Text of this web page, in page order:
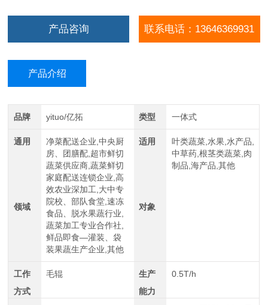
产品咨询 联系电话：13646369931
产品介绍
品牌 yituo/亿拓 类型 一体式
通用
领域
净菜配送企业,中央厨
房、团膳配,超市鲜切
蔬菜供应商,蔬菜鲜切
家庭配送连锁企业,高
效农业深加工,大中专
院校、部队食堂,速冻
食品、脱水果蔬行业,
蔬菜加工专业合作社,
鲜品即食—灌装、袋
装果蔬生产企业,其他
适用
对象
叶类蔬菜,水果,水产品,
中草药,根茎类蔬菜,肉
制品,海产品,其他
工作
方式
毛辊
生产
能力
0.5T/h